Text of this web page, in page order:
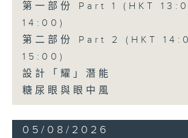
第一部份 Part 1 (HKT
14:00)
第二部份 Part 2 (HKT
15:00)
設計「耀」潛能
糖尿眼與眼中風
05/08/2026